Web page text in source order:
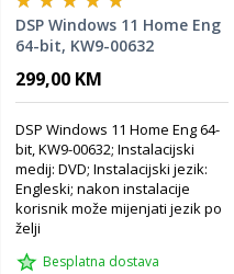
DSP Windows 11 Home Eng
64-bit, KW9-00632
299,00 KM
DSP Windows 11 Home Eng 64-
bit, KW9-00632; Instalacijski
medij: DVD; Instalacijski jezik:
Engleski; nakon instalacije
korisnik može mijenjati jezik po
želji
Besplatna dostava